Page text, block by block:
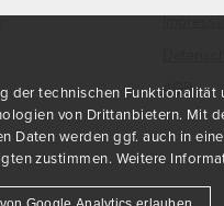
technischen
von Drittanbietern.
werden ggf. auch in
zustimmen. Weitere
AGB